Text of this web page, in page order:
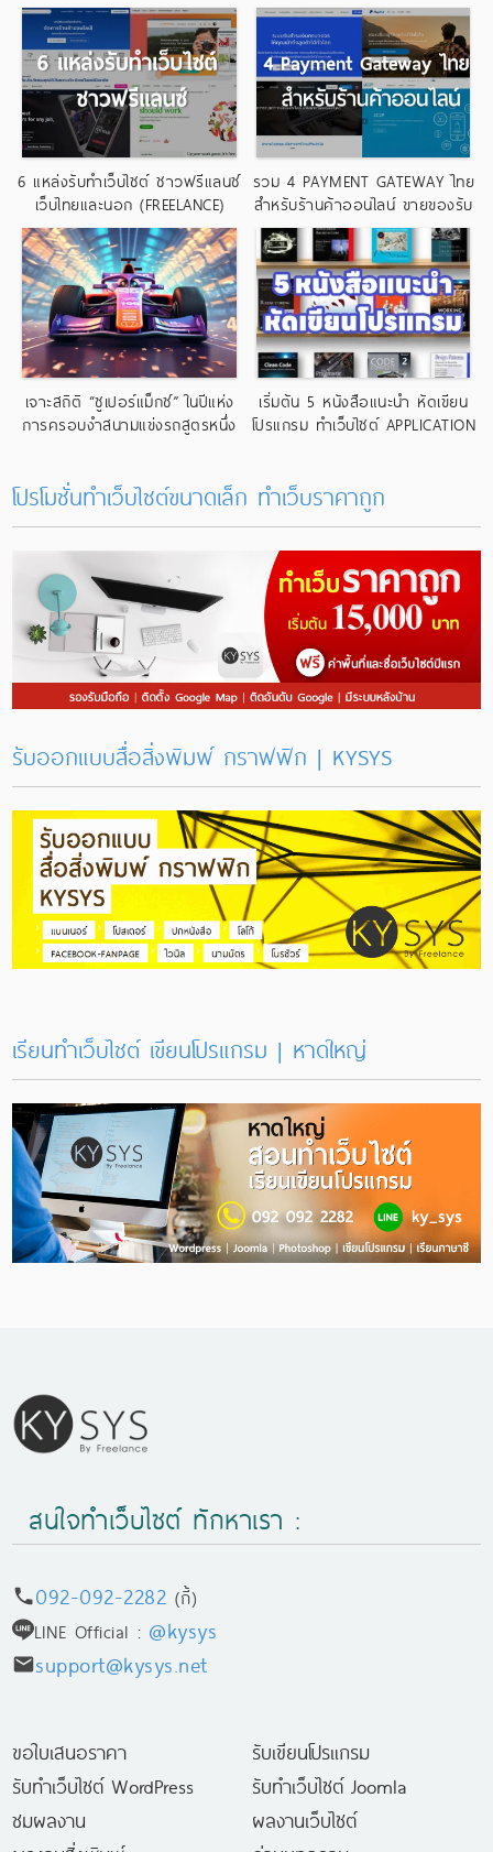
6 แหล่งรับทำเว็บไซต์ ชาวฟรีแลนซ์
เว็บไทยและนอก (FREELANCE)
รวม 4 PAYMENT GATEWAY ไทย
สำหรับร้านค้าออนไลน์ ขายของรับ
บัตรเครดิต
เจาะสถิติ “ซูเปอร์แม็กซ์” ในปีแห่ง
การครอบงำสนามแข่งรถสูตรหนึ่ง
เริ่มต้น 5 หนังสือแนะนำ หัดเขียน
โปรแกรม ทำเว็บไซต์ APPLICATION
โปรโมชั่นทำเว็บไซต์ขนาดเล็ก ทําเว็บราคาถูก
รับออกแบบสื่อสิ่งพิมพ์ กราฟฟิก | KYSYS
เรียนทำเว็บไซต์ เขียนโปรแกรม | หาดใหญ่
สนใจทำเว็บไซต์ ทักหาเรา :
092-092-2282 (กี้)
LINE Official : @kysys
support@kysys.net
ขอใบเสนอราคา
รับเขียนโปรแกรม
รับทำเว็บไซต์ WordPress
รับทำเว็บไซต์ Joomla
ชมผลงาน
ผลงานเว็บไซต์